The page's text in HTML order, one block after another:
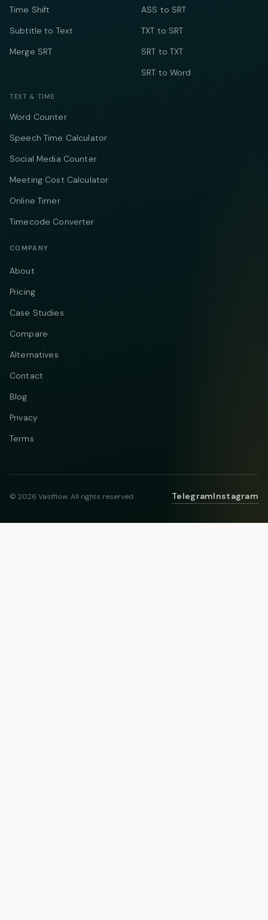
Time Shift
Subtitle to Text
Merge SRT
ASS to SRT
TXT to SRT
SRT to TXT
SRT to Word
TEXT & TIME
Word Counter
Speech Time Calculator
Social Media Counter
Meeting Cost Calculator
Online Timer
Timecode Converter
COMPANY
About
Pricing
Case Studies
Compare
Alternatives
Contact
Blog
Privacy
Terms
© 2026 Vastflow. All rights reserved. TelegramInstagram